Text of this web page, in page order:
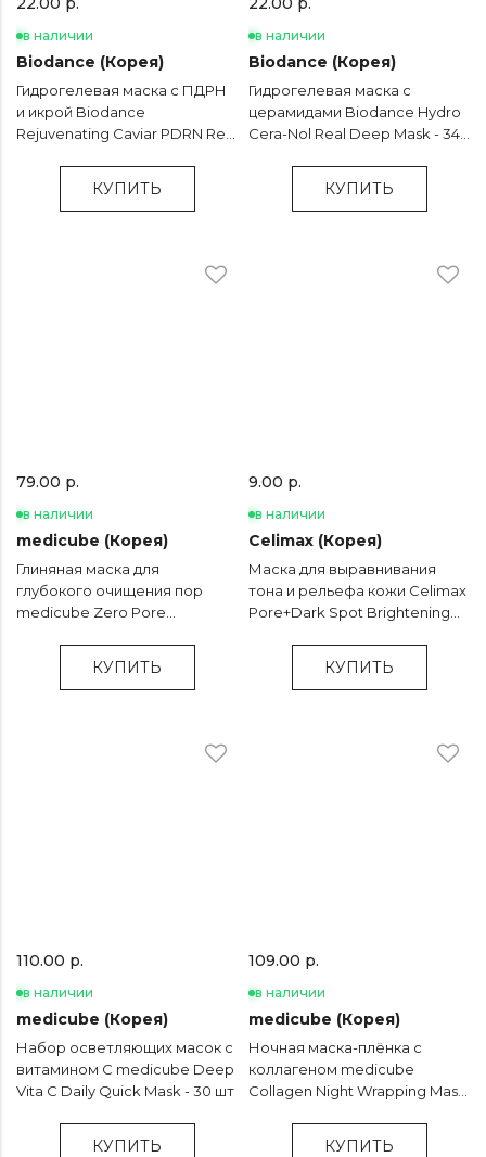
в наличии
Biodance (Корея)
Гидрогелевая маска с ПДРН
и икрой Biodance
Rejuvenating Caviar PDRN Real
КУПИТЬ
в наличии
Biodance (Корея)
Гидрогелевая маска с
церамидами Biodance Hydro
Cera-Nol Real Deep Mask - 34
КУПИТЬ
79.00 р.
в наличии
medicube (Корея)
Глиняная маска для
глубокого очищения пор
medicube Zero Pore
КУПИТЬ
9.00 р.
в наличии
Celimax (Корея)
Маска для выравнивания
тона и рельефа кожи Celimax
Pore+Dark Spot Brightening
КУПИТЬ
110.00 р.
в наличии
medicube (Корея)
Набор осветляющих масок с
витамином С medicube Deep
Vita C Daily Quick Mask - 30 шт
КУПИТЬ
109.00 р.
в наличии
medicube (Корея)
Ночная маска-плёнка с
коллагеном medicube
Collagen Night Wrapping Mask
КУПИТЬ